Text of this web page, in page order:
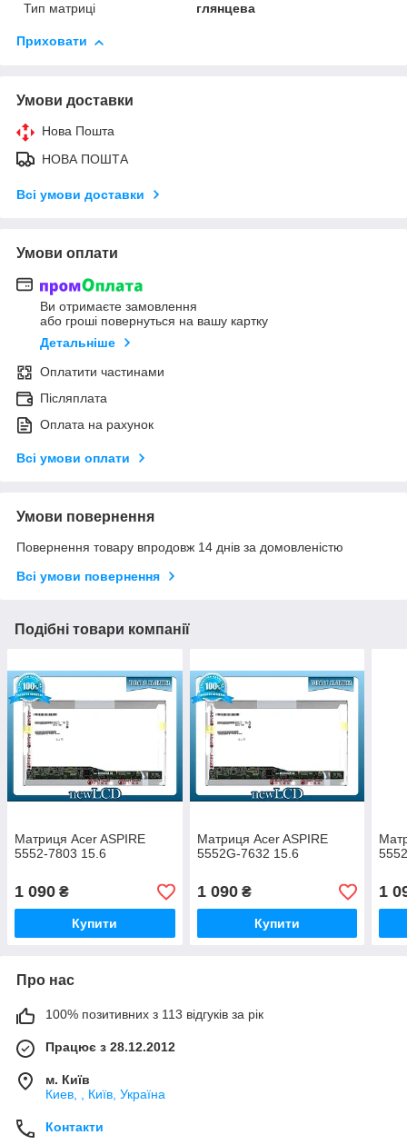
Тип матриці
глянцева
Приховати
Умови доставки
Нова Пошта
НОВА ПОШТА
Всі умови доставки
Умови оплати
Ви отримаєте замовлення
або гроші повернуться на вашу картку
Детальніше
Оплатити частинами
Післяплата
Оплата на рахунок
Всі умови оплати
Умови повернення
Повернення товару впродовж 14 днів за домовленістю
Всі умови повернення
Подібні товари компанії
Матриця Acer ASPIRE
5552-7803 15.6
1 090 ₴
Купити
Матриця Acer ASPIRE
5552G-7632 15.6
1 090₴
Купити
1
Про нас
100% позитивних з 113 відгуків за рік
Працює з 28.12.2012
м. Київ
Киев, , Київ, Україна
Контакти